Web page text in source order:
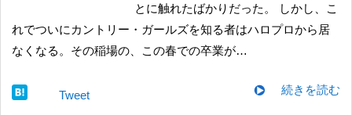
とに触れたばかりだった。 しかし、こ
れでついにカントリー・ガールズを知る者はハロプロから居
なくなる。その稲場の、この春での卒業が…
続きを読む
Tweet